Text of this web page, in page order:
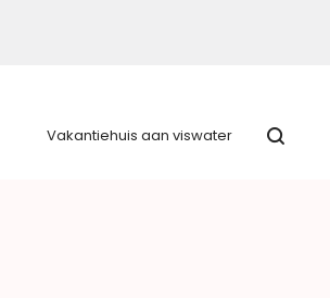
Vakantiehuis aan viswater